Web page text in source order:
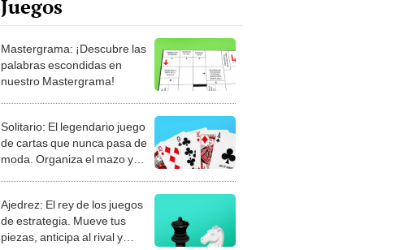
Juegos
Mastergrama: ¡Descubre las
palabras escondidas en
nuestro Mastergrama!
Solitario: El legendario juego
de cartas que nunca pasa de
moda. Organiza el mazo y
Ajedrez: El rey de los juegos
de estrategia. Mueve tus
piezas, anticipa al rival y